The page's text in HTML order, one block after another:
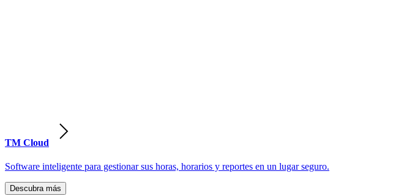
TM Cloud
Software inteligente para gestionar sus horas, horarios y reportes en un lugar seguro.
Descubra más